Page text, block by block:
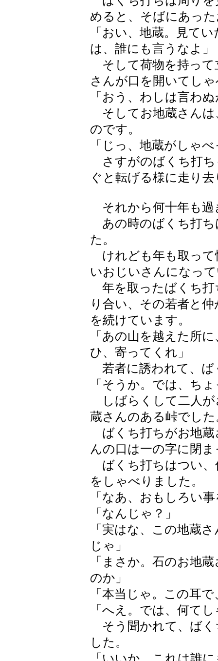
めると、そばにあっ
「おい、地蔵。見て
は、誰にも言うなよ」
そして荷物を持って
さんが口を開いてし
「おう、わしは言わ
そしてお地蔵さんは
のです。
「じっ、地蔵がしゃ
さすがのばくち打ち
ぐと転げる様に走り
それから何十年も過
あの時のばくち打ち
た。
けれども年も取って
いおじいさんになっ
年を取ったばくち打
り合い、その若者と
を続けています。
「あの山を越えた所
ひ、寄ってくれ」
若者に誘われて、ば
「そうか。では、ち
しばらくして二人が
蔵さんのある峠でした
ばくち打ちがお地蔵
んの口は一の字に閉
ばくち打ちはつい、
をしゃべりました。
「なあ、おもしろい
「なんじゃ？」
「実はな、この地蔵
じゃ」
「まさか。石のお地
のか」
「本当じゃ。この耳
「へえ。では、何て
そう聞かれて、ばく
した。
「いいか、これは誰